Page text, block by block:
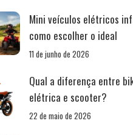
Mini veículos elétricos
como escolher o ideal
11 de junho de 2026
Qual a diferença entre
elétrica e scooter?
22 de maio de 2026